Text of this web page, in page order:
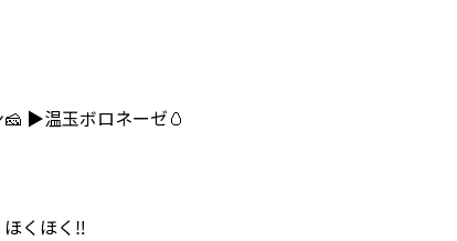
▶温玉ボロネーゼ🥚
くほく‼